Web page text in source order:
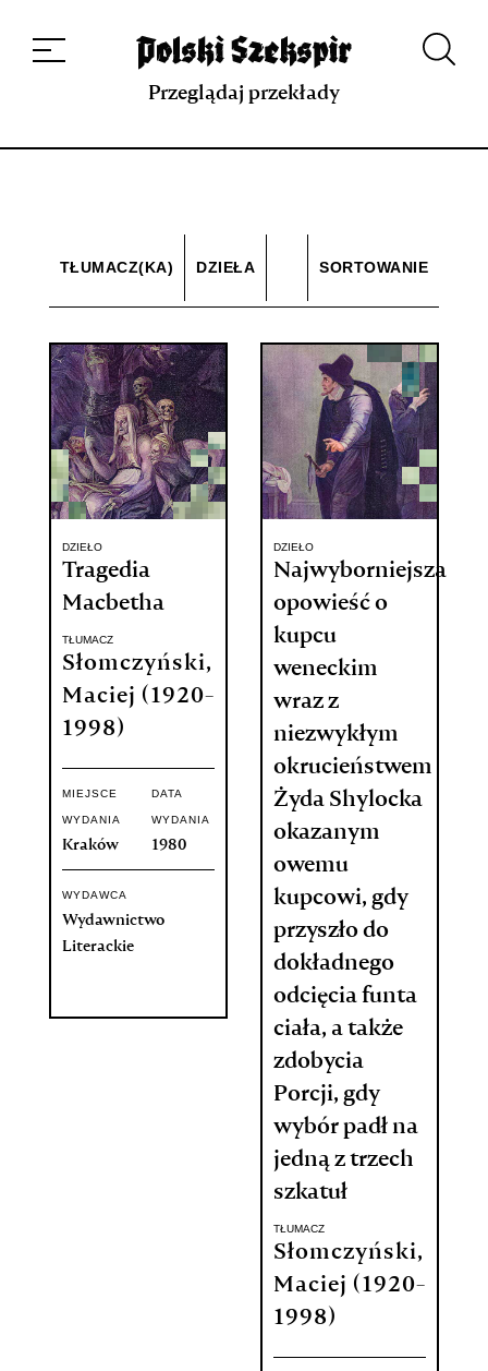
projekcie
Kontakt Indeks strony Aplikacja
Repozytorium XIX w.
Przeglądaj przekłady
TŁUMACZ(KA) DZIEŁA SORTOWANIE
DZIEŁO
Tragedia
Macbetha
TŁUMACZ
Słomczyński,
Maciej (1920-
1998)
MIEJSCE
WYDANIA
Kraków
DATA
WYDANIA
1980
WYDAWCA
Wydawnictwo
Literackie
DZIEŁO
Najwyborniejsza
opowieść o
kupcu
weneckim
wraz z
niezwykłym
okrucieństwem
Żyda Shylocka
okazanym
owemu
kupcowi, gdy
przyszło do
dokładnego
odcięcia funta
ciała, a także
zdobycia
Porcji, gdy
wybór padł na
jedną z trzech
szkatuł
TŁUMACZ
Słomczyński,
Maciej (1920-
1998)